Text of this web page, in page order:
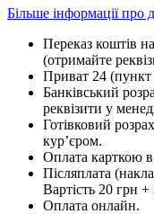
Більше інформації про
Переказ коштів
(отримайте
Приват 24
Банківський
реквізити у
Готівковий
кур’єром.
Оплата карткою в
Післяплата
Вартість 20 грн
Оплата онлайн.